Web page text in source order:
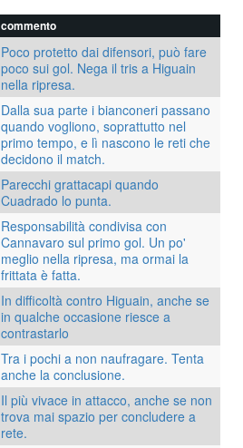
commento
Poco protetto dai difensori, può fare
poco sui gol. Nega il tris a Higuain
nella ripresa.
Dalla sua parte i bianconeri passano
quando vogliono, soprattutto nel
primo tempo, e lì nascono le reti che
decidono il match.
Parecchi grattacapi quando
Cuadrado lo punta.
Responsabilità condivisa con
Cannavaro sul primo gol. Un po'
meglio nella ripresa, ma ormai la
frittata è fatta.
In difficoltà contro Higuain, anche se
in qualche occasione riesce a
contrastarlo
Tra i pochi a non naufragare. Tenta
anche la conclusione.
Il più vivace in attacco, anche se non
trova mai spazio per concludere a
rete.